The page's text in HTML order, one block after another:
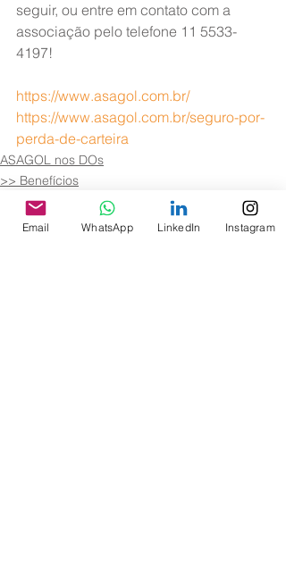
seguir, ou entre em contato com a
associação pelo telefone 11 5533-
4197!
https://www.asagol.com.br/
https://www.asagol.com.br/seguro-por-
perda-de-carteira
ASAGOL nos DOs
>> Benefícios
Email WhatsApp LinkedIn Instagram